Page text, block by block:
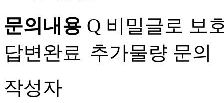
문의내용 Q 비밀글로 보
답변완료 추가물량 문의
작성자